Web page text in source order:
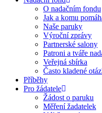
O nadačním fondu
Jak a komu
Naše paruky
Výroční zprávy
Partnerské salony
Patroni a tváře
Veřejná sbírka
Často kladené
Příběhy
Pro žádatele
Žádost o paruku
Měření žadatelek